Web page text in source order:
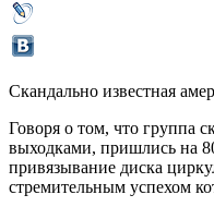
Скандально известная
Говоря о том, что группа
выходками, пришлись на
привязывание диска
стремительным успехом